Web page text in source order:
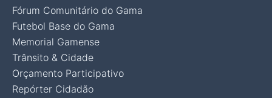
Fórum Comunitário do Gama
Futebol Base do Gama
Memorial Gamense
Trânsito & Cidade
Orçamento Participativo
Repórter Cidadão